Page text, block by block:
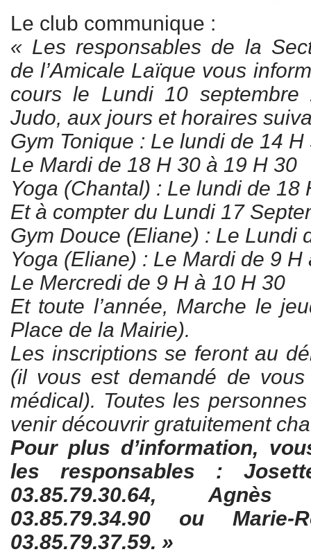
Le club communique :
« Les responsables de la
de l’Amicale Laïque vous
cours le Lundi 10
Judo, aux jours et horaires
Gym Tonique : Le lundi de 14
Le Mardi de 18 H 30 à 19 H 30
Yoga (Chantal) : Le lundi de 18
Et à compter du Lundi 17
Gym Douce (Eliane) : Le Lundi
Yoga (Eliane) : Le Mardi de 9 H
Le Mercredi de 9 H à 10 H 30
Et toute l’année, Marche le
Place de la Mairie).
Les inscriptions se feront au
(il vous est demandé de vous
médical). Toutes les
venir découvrir gratuitement
Pour plus d’information,
les responsables :
03.85.79.30.64,
03.85.79.34.90 ou
03.85.79.37.59. »